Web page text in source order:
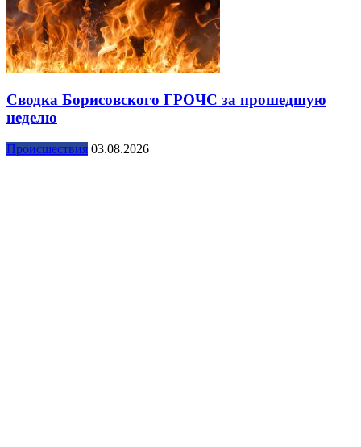
Сводка Борисовского ГРОЧС за прошедшую
неделю
Происшествия 03.08.2026